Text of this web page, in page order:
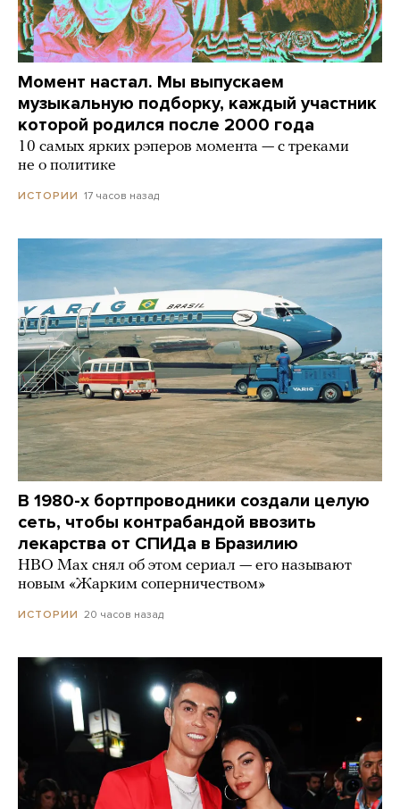
Момент настал. Мы выпускаем
музыкальную подборку, каждый участник
которой родился после 2000 года
10 самых ярких рэперов момента — с треками
не о политике
ИСТОРИИ 17 часов назад
В 1980-х бортпроводники создали целую
сеть, чтобы контрабандой ввозить
лекарства от СПИДа в Бразилию
HBO Max снял об этом сериал — его называют
новым «Жарким соперничеством»
ИСТОРИИ 20 часов назад